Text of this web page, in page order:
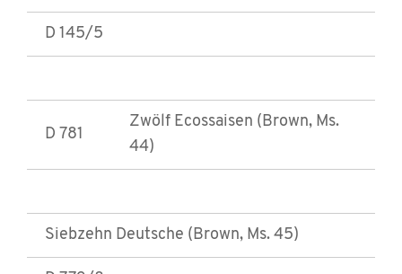
D 145/5
D 781
Zwölf Ecossaisen (Brown, Ms.
44)
Siebzehn Deutsche (Brown, Ms. 45)